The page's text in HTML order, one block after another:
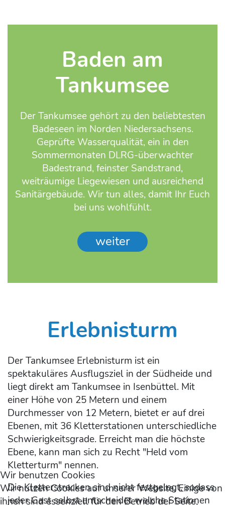
Baden am
Tankumsee
Der Tankumsee gehört zu den beliebtesten
Badeseen im Norden Niedersachsens.
Geprüfte Wasserqualität, ein in den
Sommermonaten DLRG-überwachter
Badestrand, feinster Sandstrand,
weiträumige Liegewiesen und ausreichend
Sanitärgebäude. Wir tun alles, damit Ihr Euch
bei uns wohlfühlt.
weiter
Erlebnisturm
Der Tankumsee Erlebnisturm ist ein
spektakuläres Ausflugsziel in der Südheide und
liegt direkt am Tankumsee in Isenbüttel. Mit
einer Höhe von 25 Metern und einem
Durchmesser von 12 Metern, bietet er auf drei
Ebenen, mit 36 Kletterstationen unterschiedliche
Schwierigkeitsgrade. Erreicht man die höchste
Ebene, kann man sich zu Recht "Held vom
Kletterturm" nennen.
Die Kletterstrecken sind nicht festgelegt, sodass
jeder Gast selbst entscheidet welche Stationen
Wir benutzen Cookies
Wir nutzen Cookies auf unserer Website. Einige von
ihnen sind essenziell für den Betrieb der Seite,